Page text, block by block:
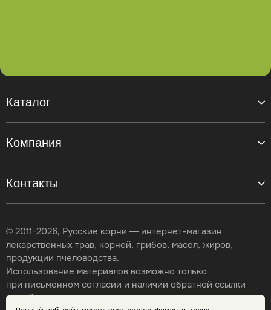
Контакты
Каталог
Компания
© 2011-2026, Русские корни — интернет-магазин
лекарственных трав, корней, грибов, масел, жиров,
продукции пчеловодства.
Использование материалов возможно только
при письменном согласии и наличии обратной ссылки
на сайт.